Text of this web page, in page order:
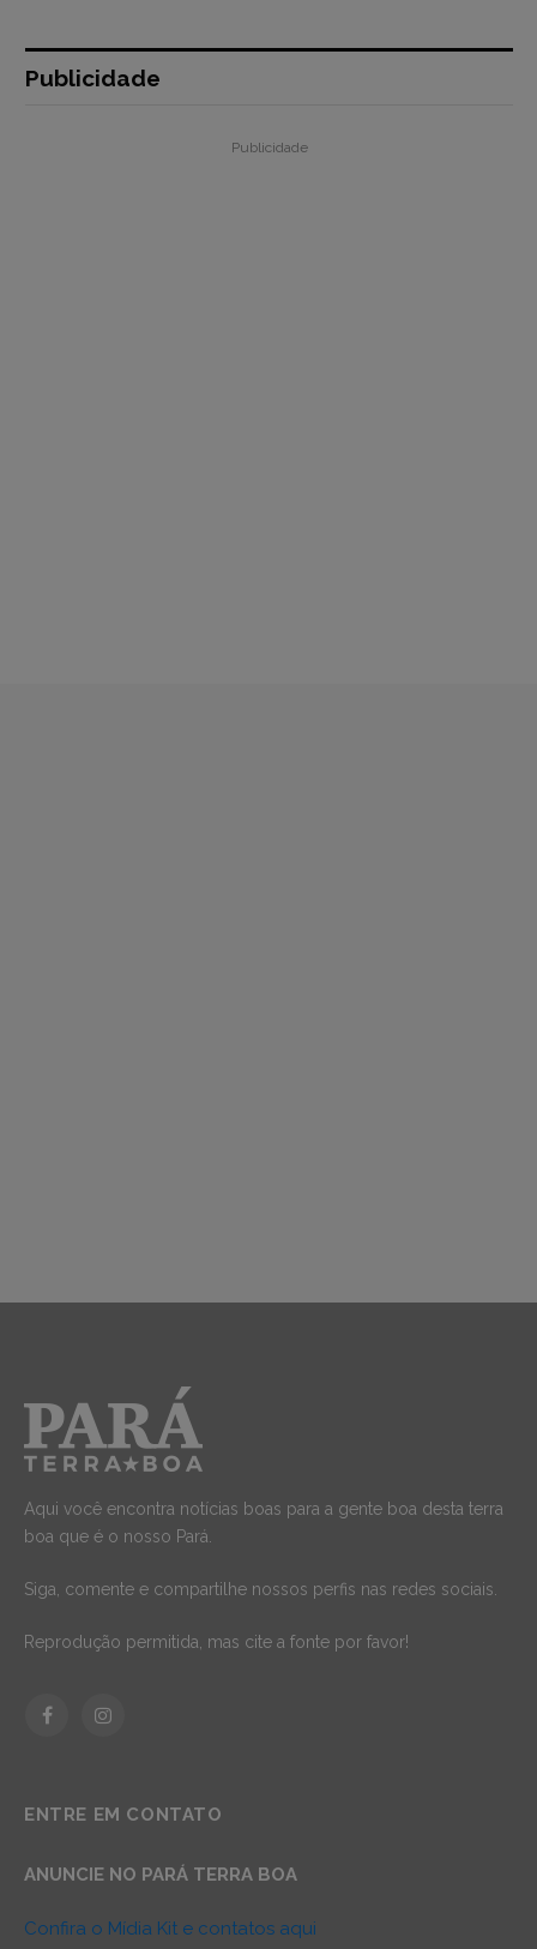
Publicidade
Publicidade
Aqui você encontra notícias boas para a gente boa desta terra
boa que é o nosso Pará.
Siga, comente e compartilhe nossos perfis nas redes sociais.
Reprodução permitida, mas cite a fonte por favor!
FacebookInstagram
ENTRE EM CONTATO
ANUNCIE NO PARÁ TERRA BOA
Confira o Mídia Kit e contatos aqui